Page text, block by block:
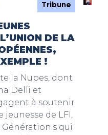
Tribune
DE LA
!
la Nupes, dont
Delli et
à soutenir
jeunesse de LFI,
Génération.s qui